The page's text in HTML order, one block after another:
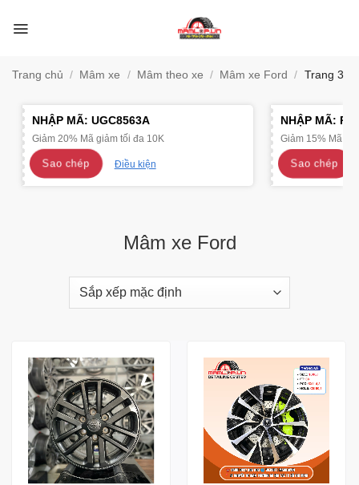
qua
Trang chủ / Mâm xe / Mâm theo xe / Mâm xe Ford / Trang 3
NHẬP MÃ: UGC8563A
Giảm 20% Mã giảm tối đa 10K
Sao chép Điều kiện
NHẬP MÃ:
Giảm 15% Mã
Sao chép
Mâm xe Ford